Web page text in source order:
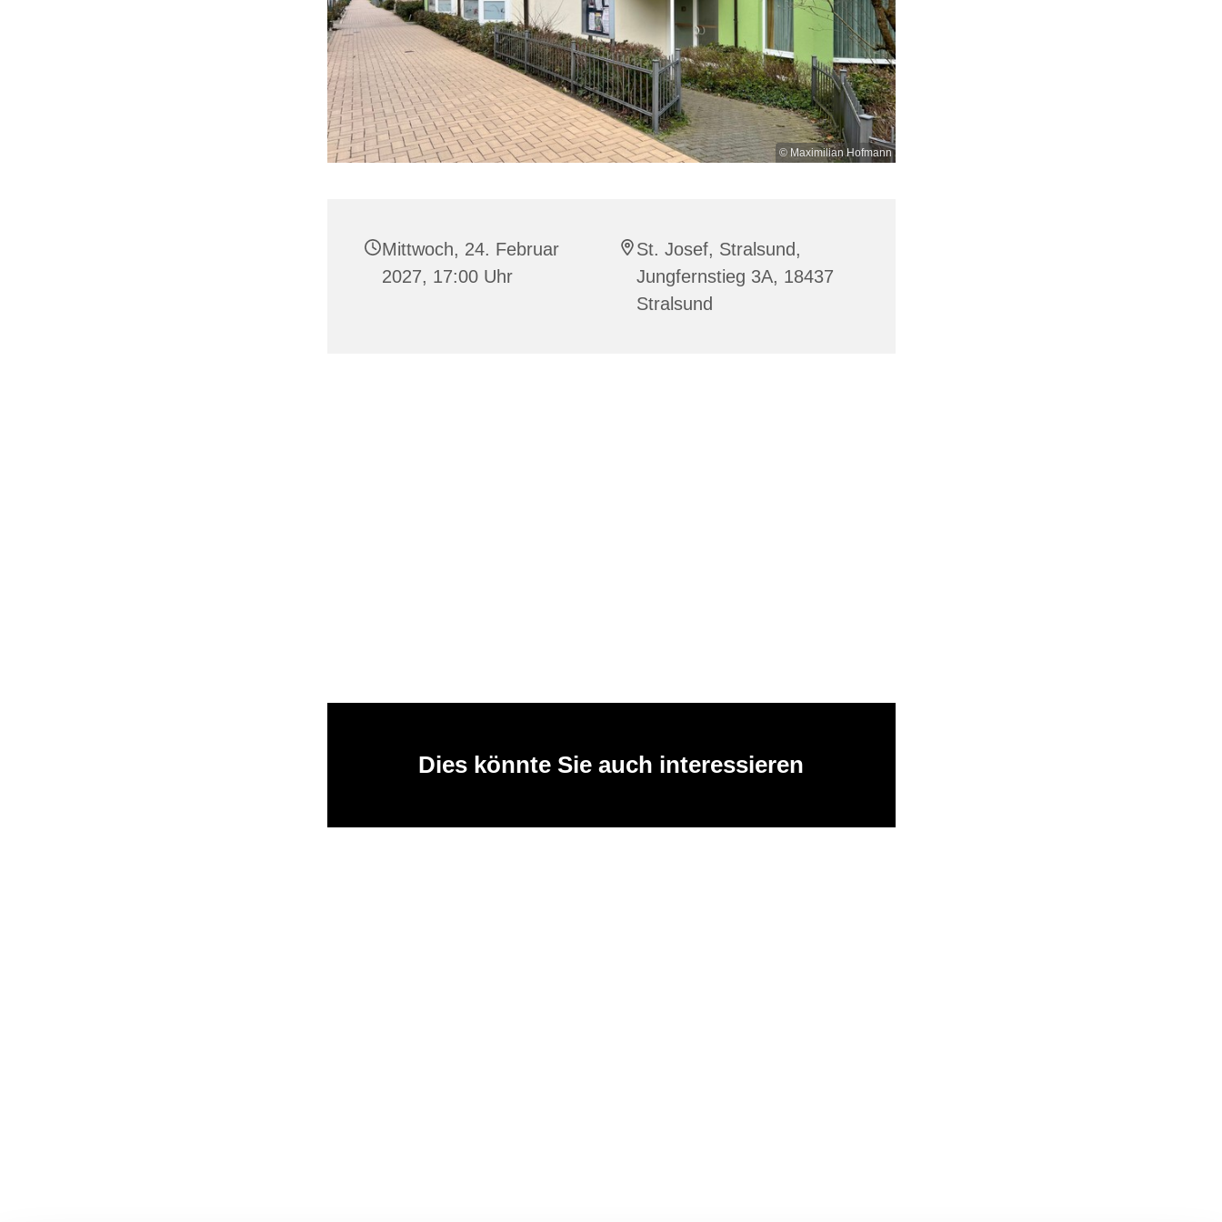
© Maximilian Hofmann
Mittwoch, 24. Februar
2027, 17:00 Uhr
St. Josef, Stralsund,
Jungfernstieg 3A, 18437
Stralsund
Dies könnte Sie auch interessieren